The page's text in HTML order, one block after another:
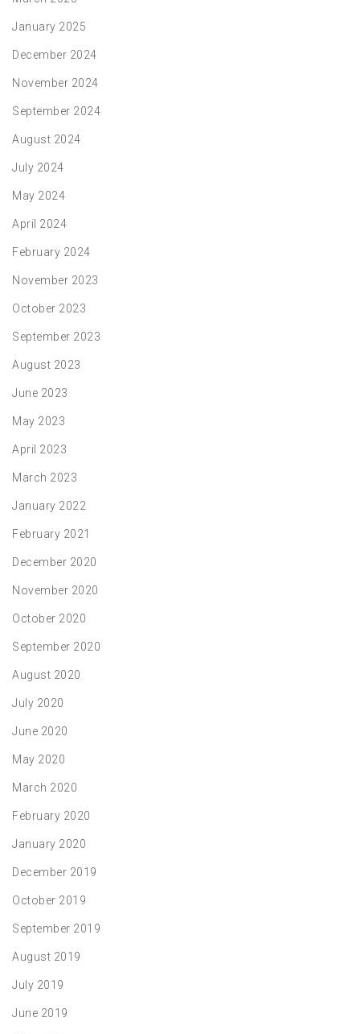
January 2025
December 2024
November 2024
September 2024
August 2024
July 2024
May 2024
April 2024
February 2024
November 2023
October 2023
September 2023
August 2023
June 2023
May 2023
April 2023
March 2023
January 2022
February 2021
December 2020
November 2020
October 2020
September 2020
August 2020
July 2020
June 2020
May 2020
March 2020
February 2020
January 2020
December 2019
October 2019
September 2019
August 2019
July 2019
June 2019